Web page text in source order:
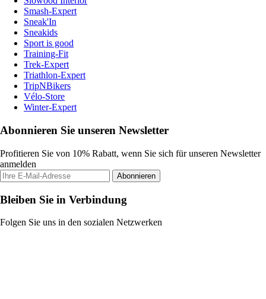
Smash-Expert
Sneak'In
Sneakids
Sport is good
Training-Fit
Trek-Expert
Triathlon-Expert
TripNBikers
Vélo-Store
Winter-Expert
Abonnieren Sie unseren Newsletter
Profitieren Sie von 10% Rabatt, wenn Sie sich für unseren Newsletter
anmelden
Abonnieren
Bleiben Sie in Verbindung
Folgen Sie uns in den sozialen Netzwerken